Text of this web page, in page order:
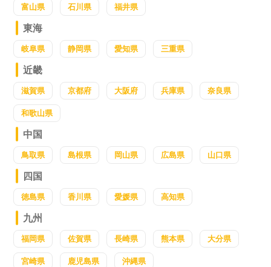
富山県 石川県 福井県
東海
岐阜県 静岡県 愛知県 三重県
近畿
滋賀県 京都府 大阪府 兵庫県 奈良県
和歌山県
中国
鳥取県 島根県 岡山県 広島県 山口県
四国
徳島県 香川県 愛媛県 高知県
九州
福岡県 佐賀県 長崎県 熊本県 大分県
宮崎県 鹿児島県 沖縄県